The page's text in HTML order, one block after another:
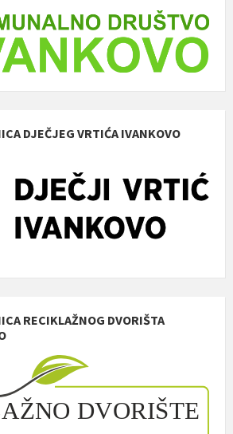
DJEČJEG VRTIĆA IVANKOVO
RECIKLAŽNOG DVORIŠTA